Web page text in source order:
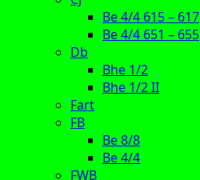
Be 4/4 615 – 617
Be 4/4 651 – 655
Db
Bhe 1/2
Bhe 1/2 II
Fart
FB
Be 8/8
Be 4/4
FWB